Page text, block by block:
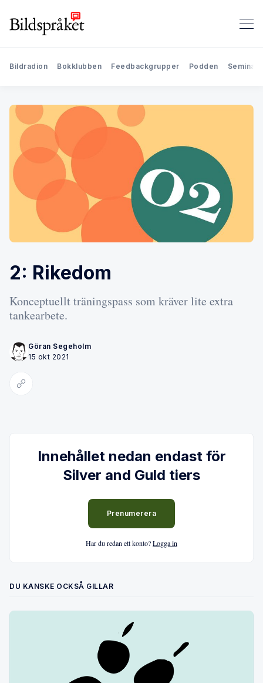
Bildradion Bokklubben Feedbackgrupper Podden
2: Rikedom
Konceptuellt träningspass som kräver lite extra
tankearbete.
Göran Segeholm
15 okt 2021
Kopiera länk
Innehållet nedan endast för
Silver and Guld tiers
Prenumerera
Har du redan ett konto?Logga in
DU KANSKE OCKSÅ GILLAR